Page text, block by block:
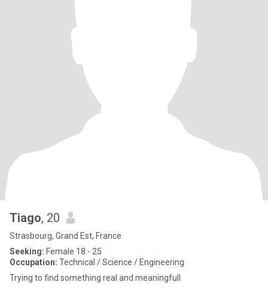
Tiago, 20
Strasbourg, Grand Est, France
Seeking: Female 18 - 25
Occupation: Technical / Science / Engineering
Trying to find something real and meaningfull